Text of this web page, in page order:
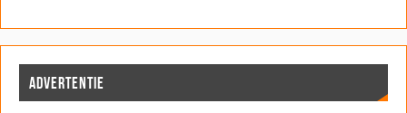
ADVERTENTIE